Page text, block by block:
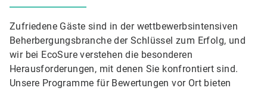
Zufriedene Gäste sind in der wettbewerbsintensiven
Beherbergungsbranche der Schlüssel zum Erfolg, und
wir bei EcoSure verstehen die besonderen
Herausforderungen, mit denen Sie konfrontiert sind.
Unsere Programme für Bewertungen vor Ort bieten